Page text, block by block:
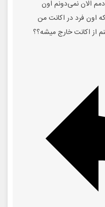
الان نمی‌دونم اون
اون فرد در اکانت من
از اکانت خارج میشه؟؟